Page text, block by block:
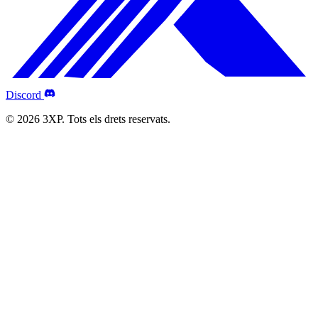
Discord
© 2026 3XP. Tots els drets reservats.